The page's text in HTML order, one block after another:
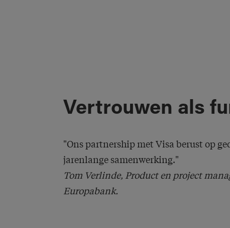
Vertrouwen als
"Ons partnership met Visa berust op
jarenlange samenwerking."
Tom Verlinde, Product en project
Europabank.